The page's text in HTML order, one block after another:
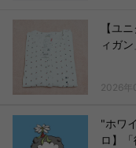
【ユ
ィガ
2026年
"ホワ
ロ】